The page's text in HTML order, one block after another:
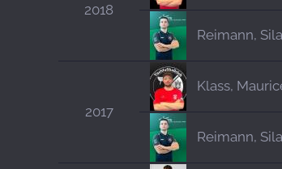
2018
Reimann,
2017
Klass,
Reimann,